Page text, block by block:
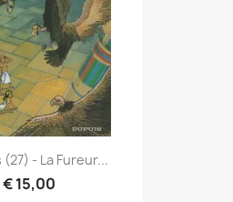
- La Fureur...
€ 15,00